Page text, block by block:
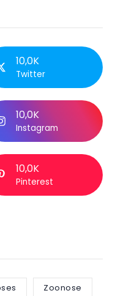
10,0K
Twitter
10,0K
Instagram
10,0K
Pinterest
Zoonose